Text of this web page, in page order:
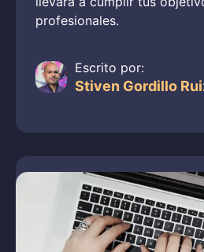
profesionales.
Escrito por:
Stiven Gordillo